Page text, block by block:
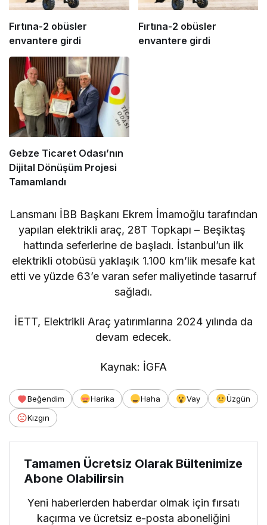
Fırtına-2 obüsler
envantere girdi
Fırtına-2 obüsler
envantere girdi
Gebze Ticaret Odası’nın
Dijital Dönüşüm Projesi
Tamamlandı
Lansmanı İBB Başkanı Ekrem İmamoğlu tarafından
yapılan elektrikli araç, 28T Topkapı – Beşiktaş
hattında seferlerine de başladı. İstanbul’un ilk
elektrikli otobüsü yaklaşık 1.100 km’lik mesafe kat
etti ve yüzde 63’e varan sefer maliyetinde tasarruf
sağladı.
İETT, Elektrikli Araç yatırımlarına 2024 yılında da
devam edecek.
Kaynak: İGFA
Beğendim Harika Haha Vay
Üzgün
Kızgın
Tamamen Ücretsiz Olarak Bültenimize
Abone Olabilirsin
Yeni haberlerden haberdar olmak için fırsatı
kaçırma ve ücretsiz e-posta aboneliğini